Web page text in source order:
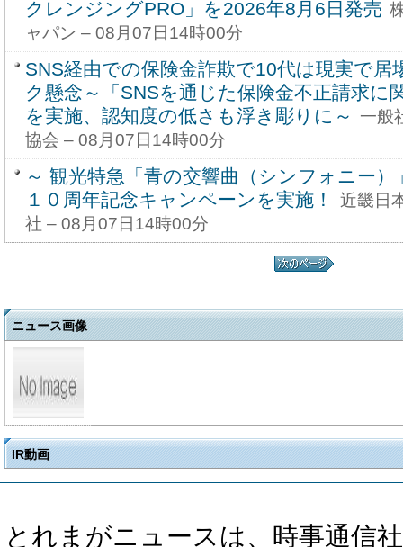
クレンジングPRO」を2026年8月6日発売
ャパン – 08月07日14時00分
SNS経由での保険金詐欺で10代は現実で居
ク懸念～「SNSを通じた保険金不正請求に
を実施、認知度の低さも浮き彫りに～
一般
協会 – 08月07日14時00分
～ 観光特急「青の交響曲（シンフォニー）
１０周年記念キャンペーンを実施！
近畿日
社 – 08月07日14時00分
ニュース画像
IR動画
とれまがニュースは、時事通信